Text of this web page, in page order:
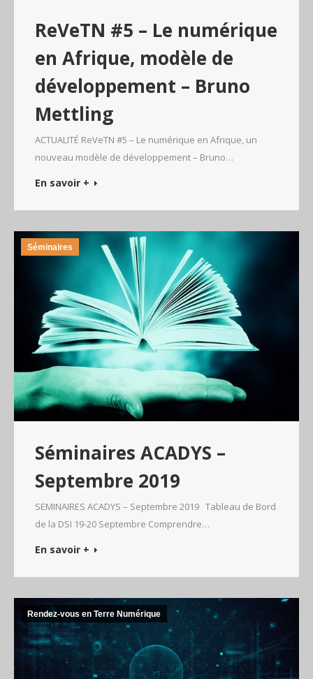
ReVeTN #5 – Le numérique
en Afrique, modèle de
développement – Bruno
Mettling
ACTUALITÉ ReVeTN #5 – Le numérique en Afrique, un
nouveau modèle de développement – Bruno…
En savoir +
Séminaires
Séminaires ACADYS –
Septembre 2019
SEMINAIRES ACADYS – Septembre 2019 Tableau de Bord
de la DSI 19-20 Septembre Comprendre…
En savoir +
Rendez-vous en Terre Numérique